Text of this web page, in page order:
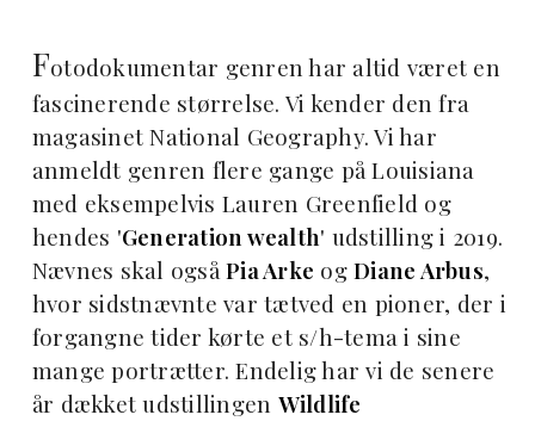
Fotodokumentar genren har altid været en
fascinerende størrelse. Vi kender den fra
magasinet National Geography. Vi har
anmeldt genren flere gange på Louisiana
med eksempelvis Lauren Greenfield og
hendes 'Generation wealth' udstilling i 2019.
Nævnes skal ogsåPia Arke ogDiane Arbus,
hvor sidstnævnte var tætved en pioner, der i
forgangne tider kørte et s/h-tema i sine
mange portrætter. Endelig har vi de senere
år dækket udstillingen Wildlife